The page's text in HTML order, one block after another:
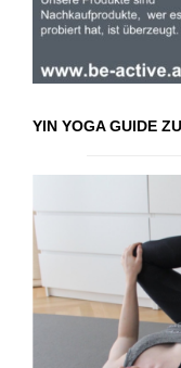
YIN YOGA GUIDE